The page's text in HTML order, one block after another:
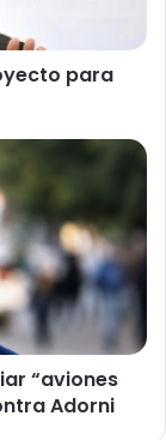
para
“aviones
Adorni